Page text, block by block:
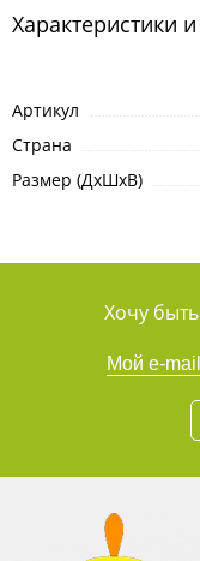
Характеристики
Артикул
Страна
Размер (ДхШхВ)
Хочу